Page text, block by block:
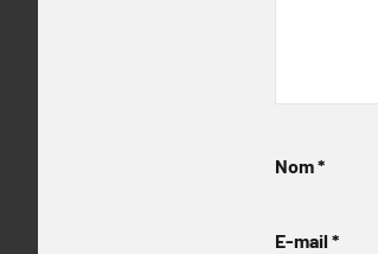
Nom*
E-mail *